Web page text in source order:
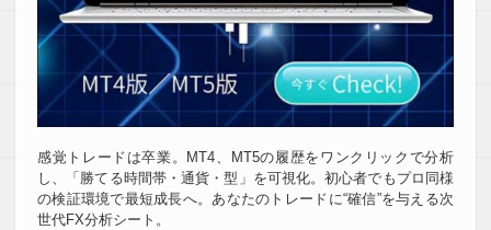
感覚トレードは卒業。MT4、MT5の履歴をワンクリックで分析
し、「勝てる時間帯・通貨・型」を可視化。初心者でもプロ同様
の検証環境で最短成長へ。あなたのトレードに“確信”を与える次
世代FX分析シート。